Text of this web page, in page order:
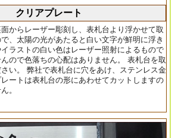
クリアプレート
からレーザー彫刻し、表札台より浮かせて取
、太陽の光があたると白い文字が鮮明に浮き
イラストの白い色はレーザー照射によるもので
ので色落ちの心配はありません。 表札台を取
い。 弊社で表札台に穴をあけ、ステンレス金
ートは表札台の形にあわせてカットしますの
。